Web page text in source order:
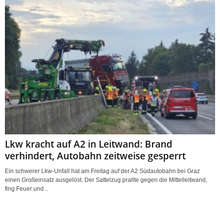
Lkw kracht auf A2 in Leitwand: Brand
verhindert, Autobahn zeitweise gesperrt
Ein schwerer Lkw-Unfall hat am Freitag auf der A2 Südautobahn bei Graz
einen Großeinsatz ausgelöst. Der Sattelzug prallte gegen die Mittelleitwand,
fing Feuer und...